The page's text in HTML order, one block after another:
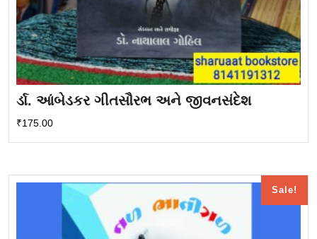
ર્ડા. આંબેડકર ગીતસૌરભ અને જીવનસંદેશ
₹175.00
Sale!